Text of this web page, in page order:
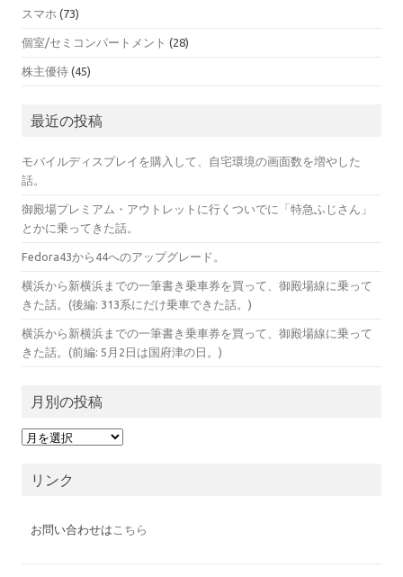
スマホ (73)
個室/セミコンパートメント (28)
株主優待 (45)
最近の投稿
モバイルディスプレイを購入して、自宅環境の画面数を増やした
話。
御殿場プレミアム・アウトレットに行くついでに「特急ふじさん」
とかに乗ってきた話。
Fedora43から44へのアップグレード。
横浜から新横浜までの一筆書き乗車券を買って、御殿場線に乗って
きた話。(後編: 313系にだけ乗車できた話。)
横浜から新横浜までの一筆書き乗車券を買って、御殿場線に乗って
きた話。(前編: 5月2日は国府津の日。)
月別の投稿
月
別
リンク
お問い合わせは こちら